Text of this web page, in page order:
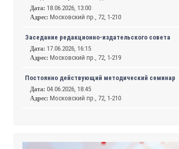
Дата: 18.06.2026, 13:00
Адрес: Московский пр., 72, 1-210
Заседание редакционно-издательского совета
Дата: 17.06.2026, 16:15
Адрес: Московский пр., 72, 1-219
Постоянно действующий методический семинар
Дата:04.06.2026, 18:45
Адрес: Московский пр., 72, 1-210